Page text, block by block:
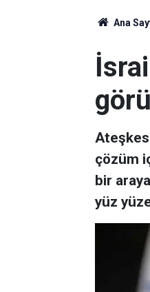
Ana
çözüm
bir
yüz